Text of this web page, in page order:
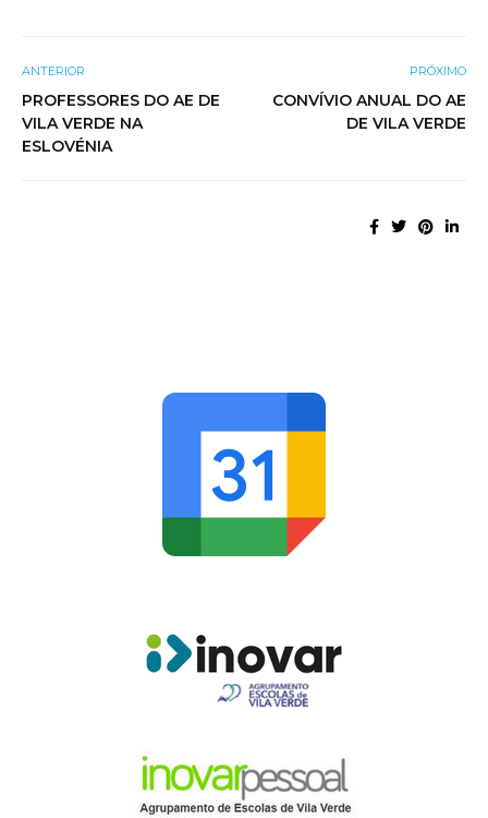
ANTERIOR
PROFESSORES DO AE DE
VILA VERDE NA
ESLOVÉNIA
PRÓXIMO
CONVÍVIO ANUAL DO AE
DE VILA VERDE